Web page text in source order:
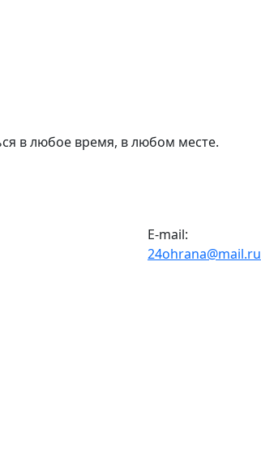
в любое время, в любом месте.
E-mail:
24ohrana@mail.ru